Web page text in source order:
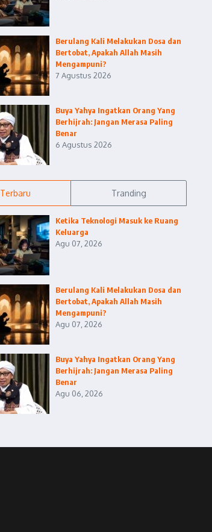
Berulang Kali Melakukan Dosa dan
Bertobat, Apakah Allah Masih
Mengampuni?
7 Agustus 2026
Buya Yahya Ingatkan Orang Yang
Berhijrah: Jangan Merasa Paling
Benar
6 Agustus 2026
Terbaru Tranding
Ketika Teknologi Masuk ke Ruang
Keluarga
Agu 07, 2026
Berulang Kali Melakukan Dosa dan
Bertobat, Apakah Allah Masih
Mengampuni?
Agu 07, 2026
Buya Yahya Ingatkan Orang Yang
Berhijrah: Jangan Merasa Paling
Benar
Agu 06, 2026